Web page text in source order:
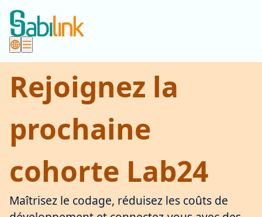
Rejoignez la
prochaine
cohorte Lab24
Maîtrisez le codage, réduisez les coûts de